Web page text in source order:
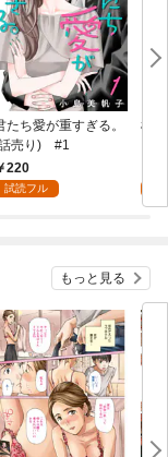
たち愛が重すぎる。
売り) #1
220
試読フル
桜
もっと見る